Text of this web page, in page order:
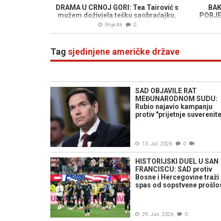
DRAMA U CRNOJ GORI: Tea Tairović s
mužem doživjela tešku saobraćajku,
automobil potpuno havarisan
Prije 4h 0
Tag sjedinjene američke države
SAD OBJAVILE RAT
MEĐUNARODNOM SUDU:
Rubio najavio kampanju
protiv "prijetnje
13. Jul. 2026 0
HISTORIJSKI DUEL U SAN
FRANCISCU: SAD protiv
Bosne i Hercegovine traži
spas od sopstvene
29. Jun. 2026 0